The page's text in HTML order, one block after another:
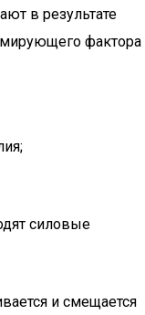
в результате
фактора
силовые
и смещается